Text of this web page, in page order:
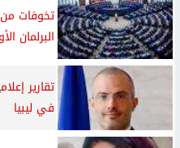
تخوفات
البرلمان
تقارير
في ليبيا